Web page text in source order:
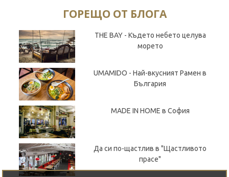
ГОРЕЩО ОТ БЛОГА
THE BAY - Където небето целува
морето
UMAMIDO - Най-вкусният Рамен в
България
MADE IN HOME в София
Да си по-щастлив в "Щастливото
прасе"